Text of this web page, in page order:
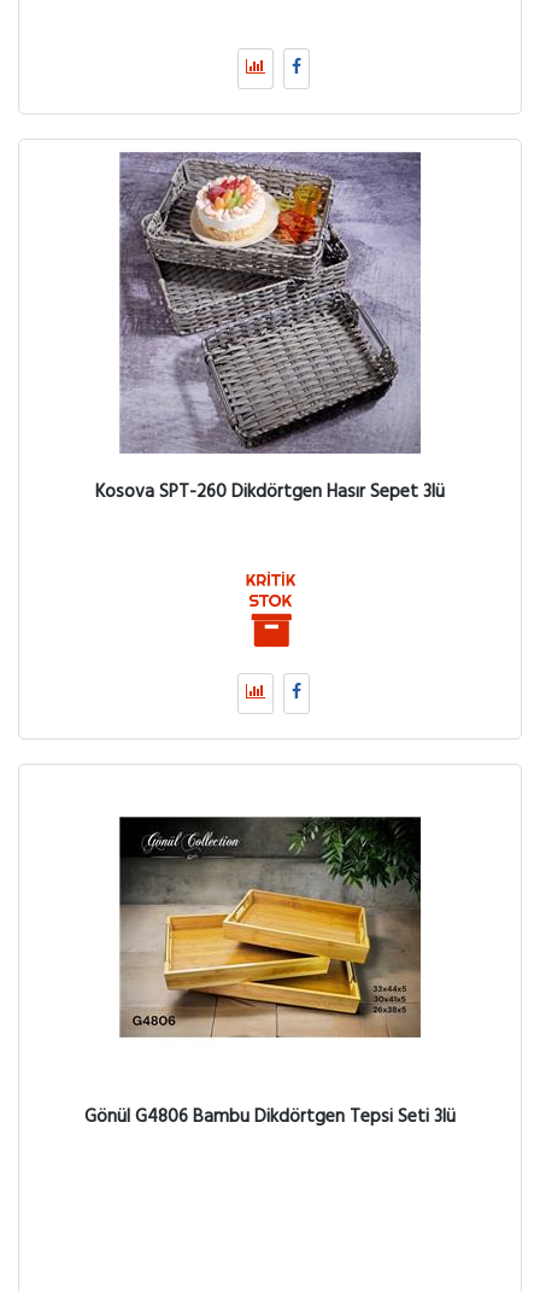
Kosova SPT-260 Dikdörtgen Hasır Sepet 3lü
Gönül G4806 Bambu Dikdörtgen Tepsi Seti 3lü